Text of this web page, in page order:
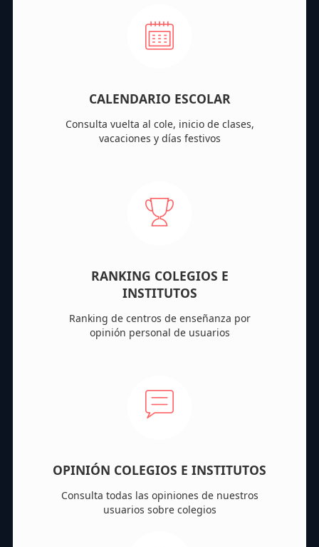
CALENDARIO ESCOLAR
Consulta vuelta al cole, inicio de clases,
vacaciones y días festivos
RANKING COLEGIOS E
INSTITUTOS
Ranking de centros de enseñanza por
opinión personal de usuarios
OPINIÓN COLEGIOS E INSTITUTOS
Consulta todas las opiniones de nuestros
usuarios sobre colegios